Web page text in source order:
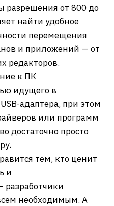
от 800 до
найти удобное
перемещения
и приложений — от
редакторов.
к ПК
идущего в
адаптера, при этом
или программ
достаточно просто
тем, кто ценит
и
разработчики
необходимым. А